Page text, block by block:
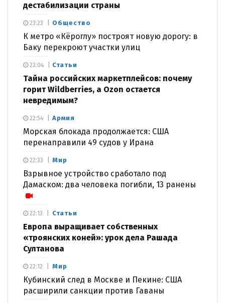
дестабилизации страны
Общество
К метро «Кёроглу» построят новую дорогу: в
Баку перекроют участки улиц
23:23
Статьи
Тайна российских маркетплейсов: почему
горит Wildberries, а Ozon остается
невредимым?
23:04
Армия
Морская блокада продолжается: США
перенаправили 49 судов у Ирана
22:54
Мир
Взрывное устройство сработало под
Дамаском: два человека погибли, 13 ранены
22:33
Статьи
Европа выращивает собственных
«троянских коней»: урок дела Рашада
Султанова
22:13
Мир
Кубинский след в Москве и Пекине: США
расширили санкции против Гаваны
22:12